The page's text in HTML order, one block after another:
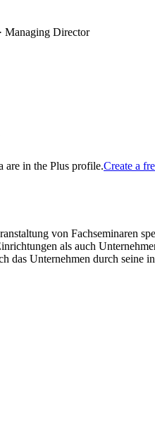
Managing Director
are in the Plus profile.Create a
von Fachseminaren
als auch
das Unternehmen durch